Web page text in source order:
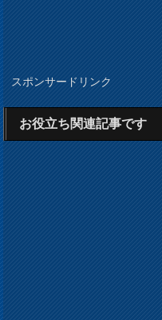
スポンサードリンク
お役立ち関連記事です